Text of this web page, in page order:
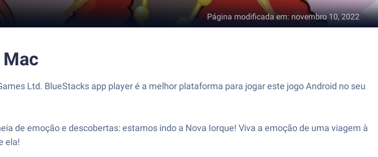
Página modificada em:novembro 10, 2022
Ltd. BlueStacks app player é a melhor plataforma para jogar este jogo Android no seu
de emoção e descobertas: estamos indo a Nova Iorque! Viva a emoção de uma viagem à
ela!